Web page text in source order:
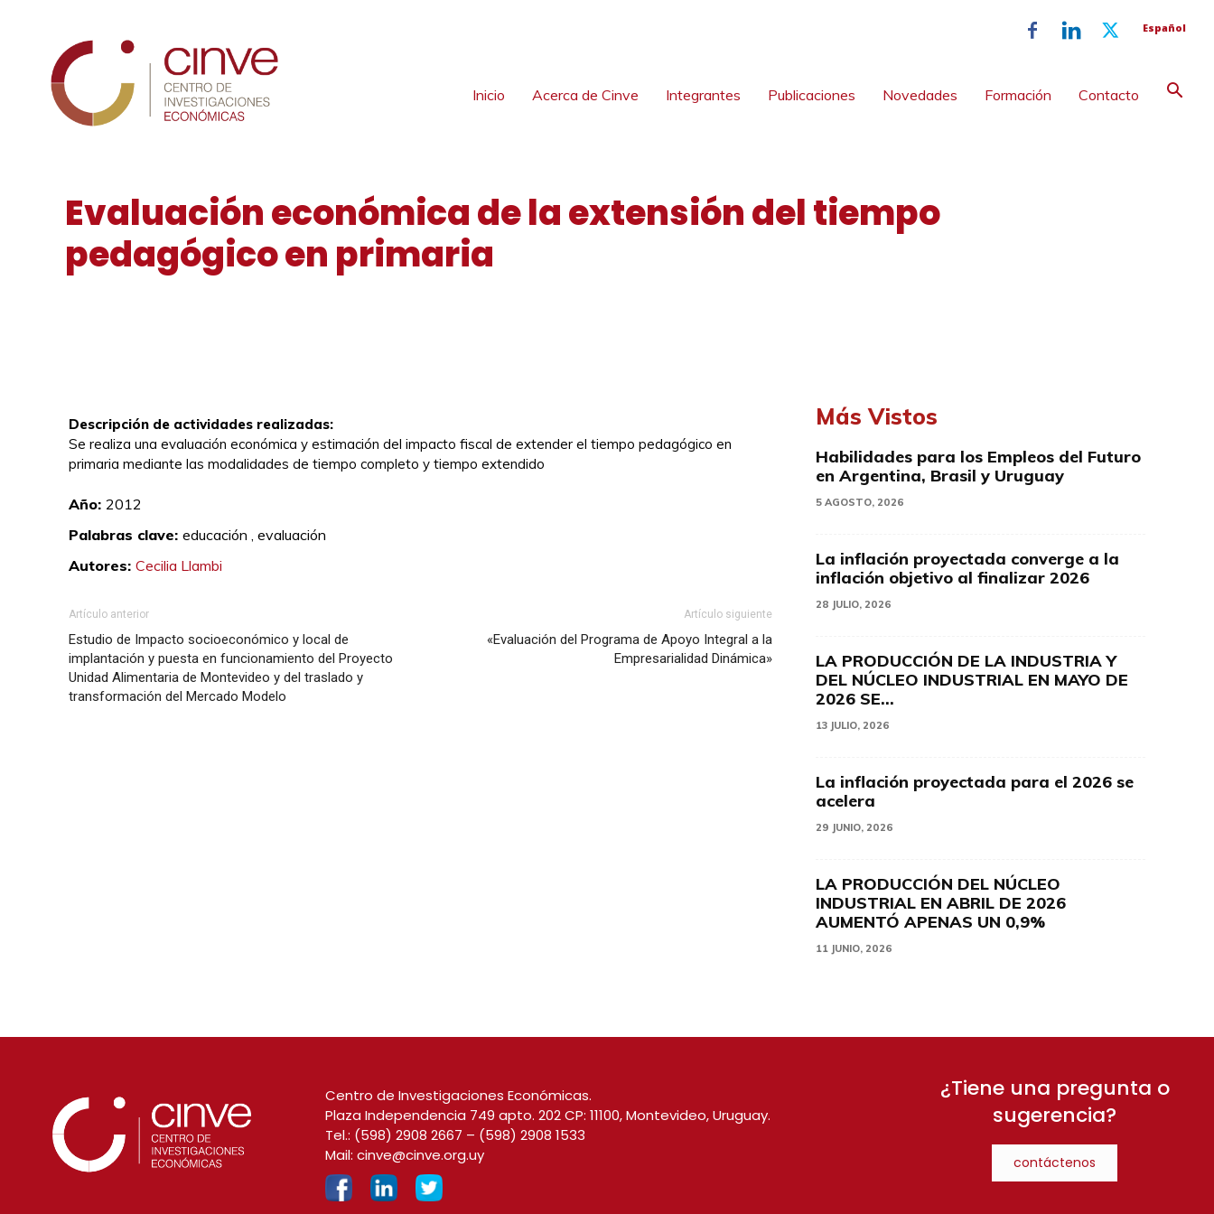
Español
Inicio Acerca de Cinve Integrantes Publicaciones Novedades Formación Contacto
Evaluación económica de la extensión del tiempo
pedagógico en primaria
Descripción de actividades realizadas:
Se realiza una evaluación económica y estimación del impacto fiscal de extender el tiempo pedagógico en
primaria mediante las modalidades de tiempo completo y tiempo extendido
Año: 2012
Palabras clave: educación , evaluación
Autores: Cecilia Llambi
Artículo anterior
Estudio de Impacto socioeconómico y local de
implantación y puesta en funcionamiento del Proyecto
Unidad Alimentaria de Montevideo y del traslado y
transformación del Mercado Modelo
Artículo siguiente
«Evaluación del Programa de Apoyo Integral a la
Empresarialidad Dinámica»
Más Vistos
Habilidades para los Empleos del Futuro
en Argentina, Brasil y Uruguay
5 AGOSTO, 2026
La inflación proyectada converge a la
inflación objetivo al finalizar 2026
28 JULIO, 2026
LA PRODUCCIÓN DE LA INDUSTRIA Y
DEL NÚCLEO INDUSTRIAL EN MAYO DE
2026 SE...
13 JULIO, 2026
La inflación proyectada para el 2026 se
acelera
29 JUNIO, 2026
LA PRODUCCIÓN DEL NÚCLEO
INDUSTRIAL EN ABRIL DE 2026
AUMENTÓ APENAS UN 0,9%
11 JUNIO, 2026
Centro de Investigaciones Económicas.
Plaza Independencia 749 apto. 202 CP: 11100, Montevideo, Uruguay.
Tel.: (598) 2908 2667 – (598) 2908 1533
Mail: cinve@cinve.org.uy
¿Tiene una pregunta o
sugerencia?
contáctenos